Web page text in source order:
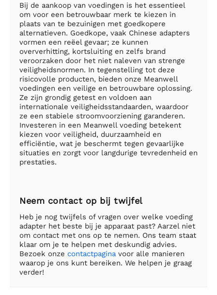
Bij de aankoop van voedingen is het essentieel
om voor een betrouwbaar merk te kiezen in
plaats van te bezuinigen met goedkopere
alternatieven. Goedkope, vaak Chinese adapters
vormen een reëel gevaar; ze kunnen
oververhitting, kortsluiting en zelfs brand
veroorzaken door het niet naleven van strenge
veiligheidsnormen. In tegenstelling tot deze
risicovolle producten, bieden onze Meanwell
voedingen een veilige en betrouwbare oplossing.
Ze zijn grondig getest en voldoen aan
internationale veiligheidsstandaarden, waardoor
ze een stabiele stroomvoorziening garanderen.
Investeren in een Meanwell voeding betekent
kiezen voor veiligheid, duurzaamheid en
efficiëntie, wat je beschermt tegen gevaarlijke
situaties en zorgt voor langdurige tevredenheid en
prestaties.
Neem contact op bij twijfel
Heb je nog twijfels of vragen over welke voeding
adapter het beste bij je apparaat past? Aarzel niet
om contact met ons op te nemen. Ons team staat
klaar om je te helpen met deskundig advies.
Bezoek onze contactpagina voor alle manieren
waarop je ons kunt bereiken. We helpen je graag
verder!